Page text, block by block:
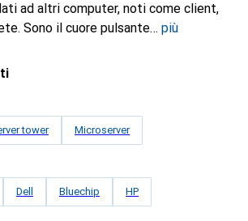
ad altri computer, noti come client,
Sono il cuore pulsante
più
tower Microserver
Dell Bluechip HP